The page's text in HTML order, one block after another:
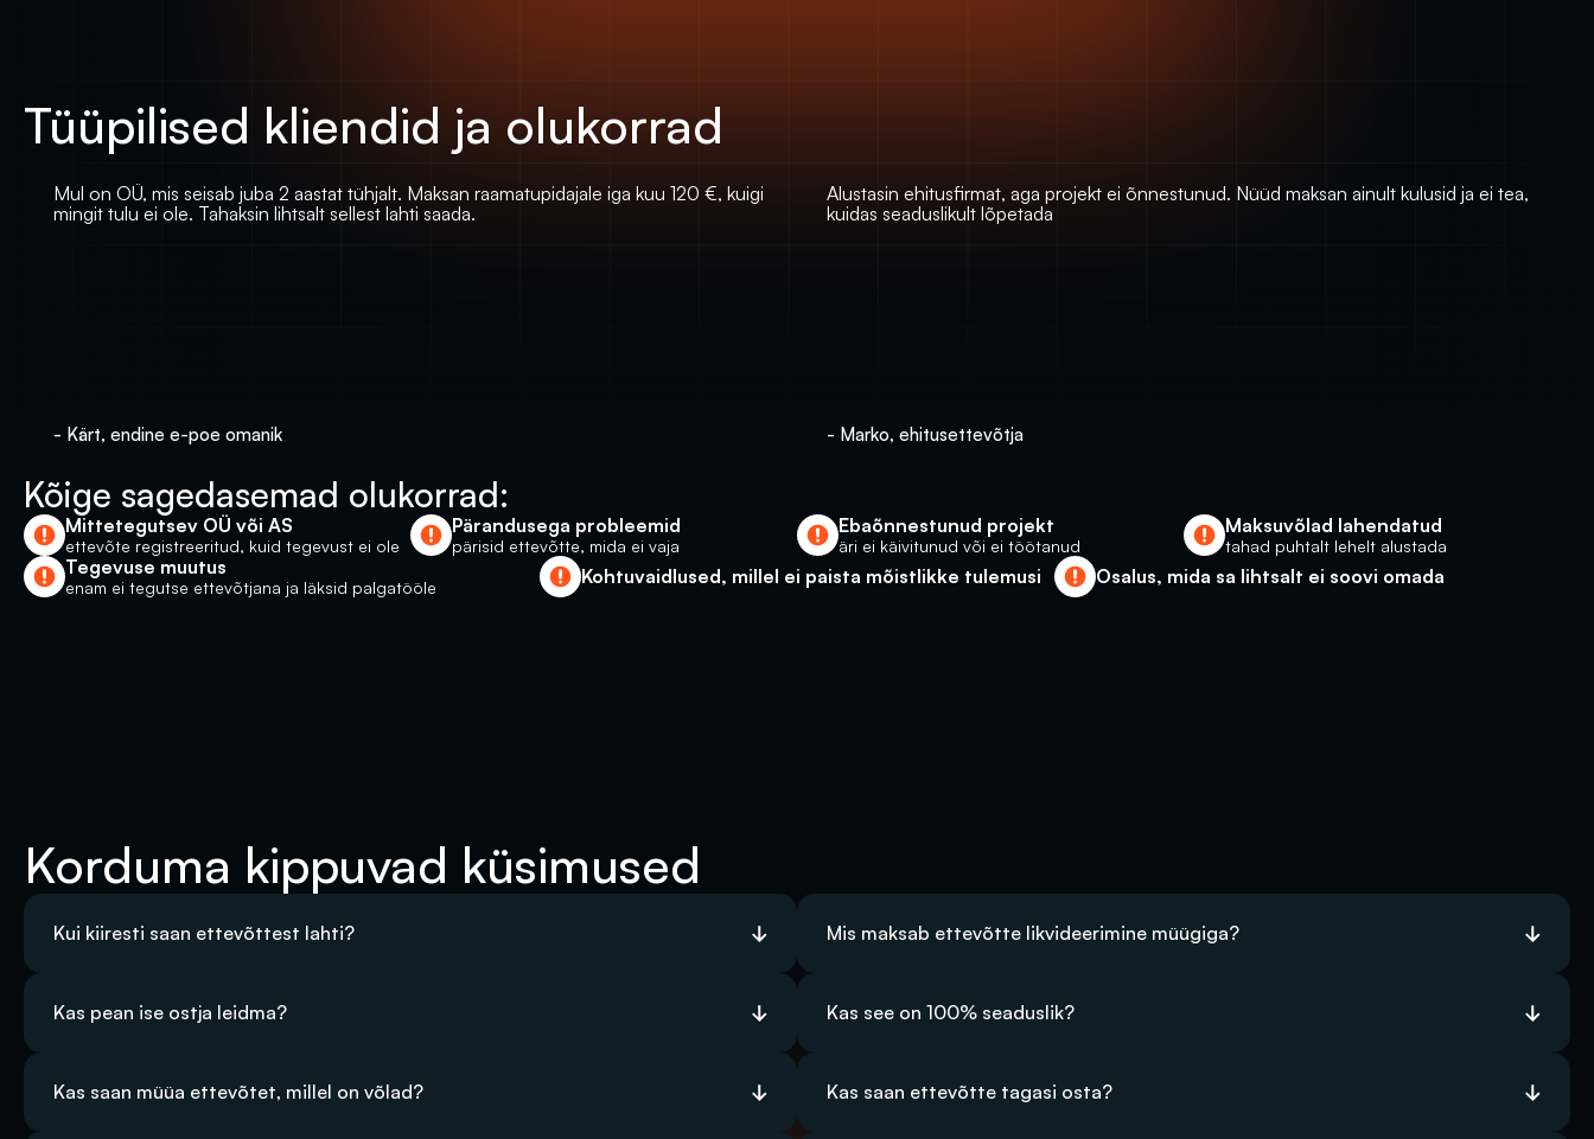
Tüüpilised kliendid ja olukorrad
Mul on OÜ, mis seisab juba 2 aastat tühjalt. Maksan raamatupidajale iga kuu 120 €, kuigi
mingit tulu ei ole. Tahaksin lihtsalt sellest lahti saada.
- Kärt, endine e-poe omanik
Alustasin ehitusfirmat, aga projekt ei õnnestunud. Nüüd maksan ainult kulusid ja ei tea,
kuidas seaduslikult lõpetada
- Marko, ehitusettevõtja
Kõige sagedasemad olukorrad:
Mittetegutsev OÜ või AS
ettevõte registreeritud, kuid tegevust ei ole
Pärandusega probleemid
pärisid ettevõtte, mida ei vaja
Kohtuvaidlused, millel ei paista mõistlikke tulemusi
Ebaõnnestunud projekt
äri ei käivitunud või ei töötanud
Maksuvõlad lahendatud
tahad puhtalt lehelt alustada
Tegevuse muutus
enam ei tegutse ettevõtjana ja läksid palgatööle Osalus, mida sa lihtsalt ei soovi omada
Korduma kippuvad küsimused
Kui kiiresti saan ettevõttest lahti?
Kas pean ise ostja leidma?
Kas saan müüa ettevõtet, millel on võlad?
Kas see on 100% seaduslik?
Kas saan ettevõtte tagasi osta?
Mis maksab ettevõtte likvideerimine müügiga?